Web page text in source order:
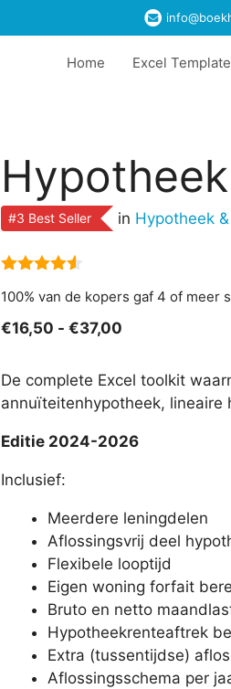
Home Excel
#3 Best Seller in Hypotheek
5
100% van de kopers gaf 4 of meer
€16,50 - €37,00Prijsklasse:
tot
€37,00
De complete Excel toolkit
annuïteitenhypotheek, lineaire
Editie 2024-2026
Inclusief:
Meerdere leningdelen
Aflossingsvrij deel
Flexibele looptijd
Eigen woning forfait
Bruto en netto
Hypotheekrenteaftrek
Extra (tussentijdse)
Aflossingsschema per